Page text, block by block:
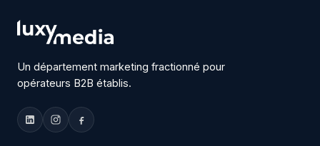
Un département marketing fractionné pour
opérateurs B2B établis.